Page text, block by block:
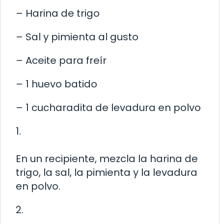
– Harina de trigo
– Sal y pimienta al gusto
– Aceite para freír
– 1 huevo batido
– 1 cucharadita de levadura en polvo
1.
En un recipiente, mezcla la harina de
trigo, la sal, la pimienta y la levadura
en polvo.
2.